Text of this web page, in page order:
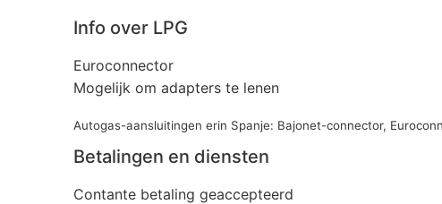
Info over LPG
Euroconnector
Mogelijk om adapters te lenen
Autogas-aansluitingen erin Spanje: Bajonet-connector,
Betalingen en diensten
Contante betaling geaccepteerd